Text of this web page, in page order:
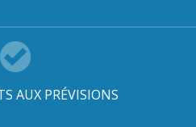
AUX PRÉVISIONS